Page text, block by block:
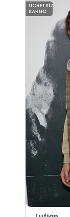
ÜCRETSIZ
KARGO